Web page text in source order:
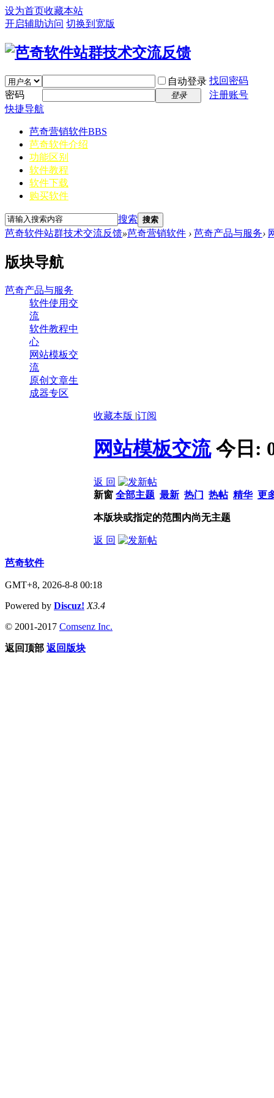
设为首页收藏本站
开启辅助访问 切换到宽版
自动登录 找回密码
密码
登录
注册账号
快捷导航
芭奇营销软件BBS
芭奇软件介绍
功能区别
软件教程
软件下载
购买软件
搜索 搜索
芭奇软件站群技术交流反馈»芭奇营销软件 › 芭奇产品与服务›
版块导航
芭奇产品与服务
软件使用交
流
软件教程中
心
网站模板交
流
原创文章生
成器专区
收藏本版 |订阅
网站模板交流 今日:
返 回
新窗 全部主题 最新 热门 热帖 精华 更
本版块或指定的范围内尚无主题
返 回
芭奇软件
GMT+8, 2026-8-8 00:18
Powered by Discuz! X3.4
© 2001-2017 Comsenz Inc.
返回顶部 返回版块